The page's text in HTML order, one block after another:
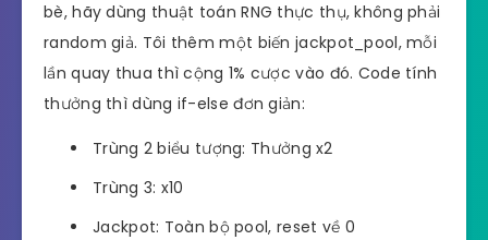
bè, hãy dùng thuật toán RNG thực thụ, không phải
random giả. Tôi thêm một biến jackpot_pool, mỗi
lần quay thua thì cộng 1% cược vào đó. Code tính
thưởng thì dùng if-else đơn giản:
Trùng 2 biểu tượng: Thưởng x2
Trùng 3: x10
Jackpot: Toàn bộ pool, reset về 0